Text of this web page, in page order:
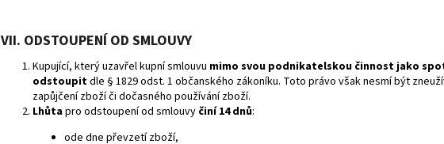
VII. ODSTOUPENÍ OD SMLOUVY
Kupující, který uzavřel kupní smlouvu mimo svou podnikatelskou činnost jako
odstoupitdle § 1829 odst. 1 občanského zákoníku. Toto právo však nesmí být
zapůjčení zboží či dočasného používání zboží.
Lhůtapro odstoupení od smlouvy činí 14 dnů:
ode dne převzetí zboží,